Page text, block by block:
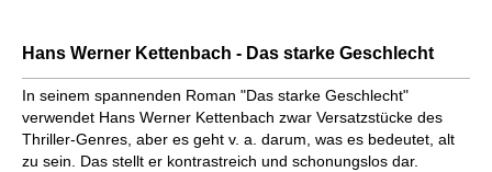
Hans Werner Kettenbach - Das starke Geschlecht
In seinem spannenden Roman "Das starke Geschlecht"
verwendet Hans Werner Kettenbach zwar Versatzstücke des
Thriller-Genres, aber es geht v. a. darum, was es bedeutet, alt
zu sein. Das stellt er kontrastreich und schonungslos dar.